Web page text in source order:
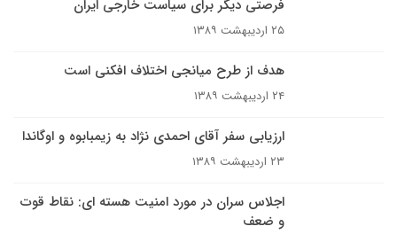
فرصتی دیگر برای سیاست خارجی ایران
۲۵ اردیبهشت ۱۳۸۹
هدف از طرح میانجی اختلاف افکنی است
۲۴ اردیبهشت ۱۳۸۹
ارزیابی سفر آقای احمدی نژاد به زیمبابوه و اوگاندا
۲۳ اردیبهشت ۱۳۸۹
اجلاس سران در مورد امنيت هسته اى: نقاط قوت
و ضعف